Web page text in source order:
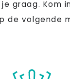
je graag. Kom
de volgende